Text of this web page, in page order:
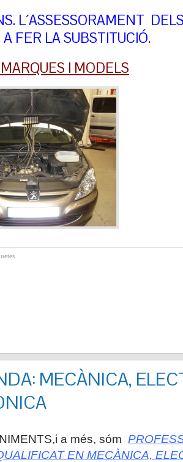
L´ASSESSORAMENT
FER LA SUBSTITUCIÓ.
I MODELS
MECÀNICA,
a més, sóm
EN MECÀNICA,